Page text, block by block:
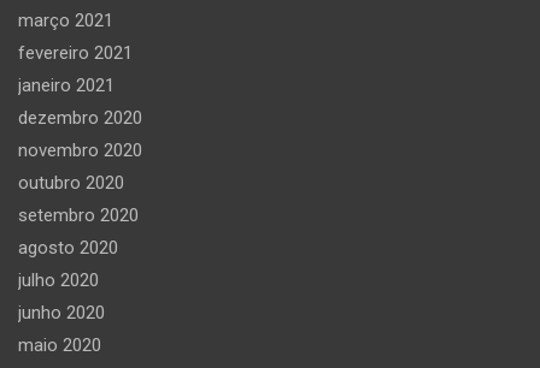
março 2021
fevereiro 2021
janeiro 2021
dezembro 2020
novembro 2020
outubro 2020
setembro 2020
agosto 2020
julho 2020
junho 2020
maio 2020